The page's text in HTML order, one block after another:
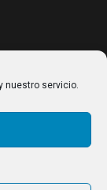
nuestro servicio.